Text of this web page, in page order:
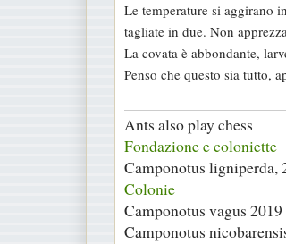
Le temperature si aggirano
tagliate in due. Non
La covata è abbondante,
Penso che questo sia tutto,
Ants also play chess
Fondazione e coloniette
Camponotus ligniperda,
Colonie
Camponotus vagus
Camponotus